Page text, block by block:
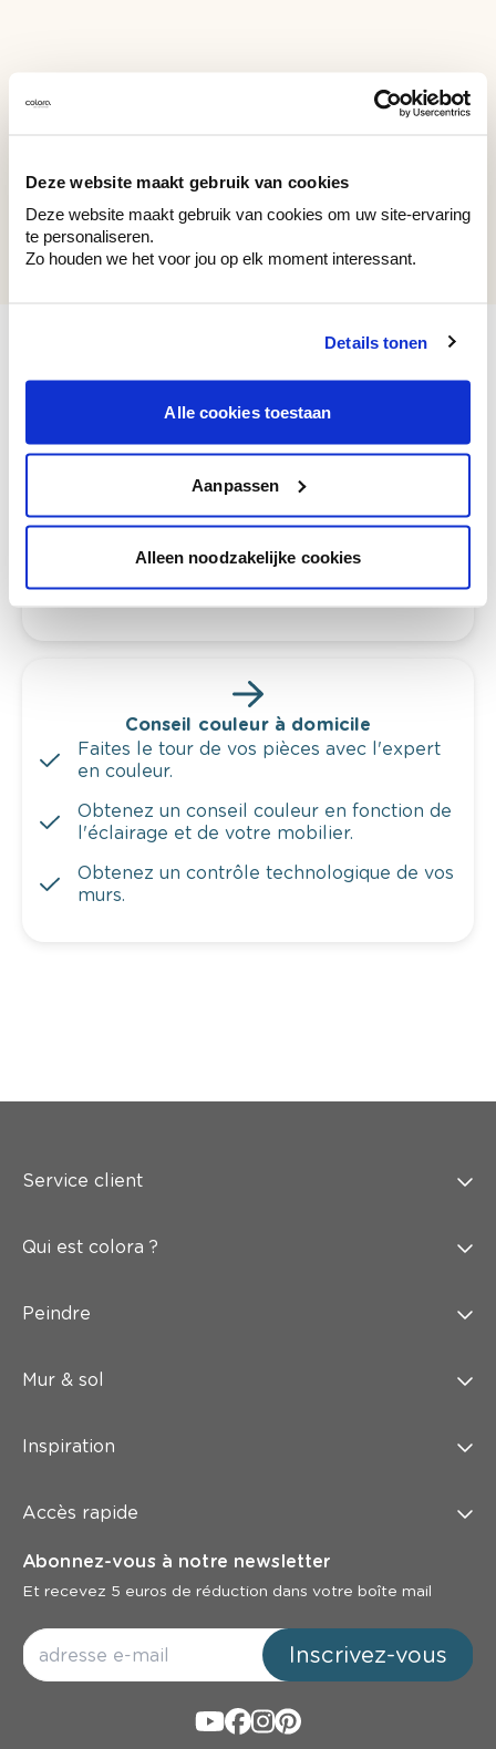
Deze website maakt gebruik van cookies
Deze website maakt gebruik van cookies om uw site-ervaring
te personaliseren.
Zo houden we het voor jou op elk moment interessant.
Details tonen
Alle cookies toestaan
Aanpassen
Alleen noodzakelijke cookies
Couleurs récemment consultées
CK D 14-F
CK D 14-F
Voyez votre couleur en magasin
Découvrez des échantillons de votre
Voyez les nuances assorties pour affiner
votre couleur.
Obtenez des conseils personnalisés sur la
combinaison de couleurs.
Conseil couleur à domicile
Faites le tour de vos pièces avec l'expert
en couleur.
Obtenez un conseil couleur en fonction de
l'éclairage et de votre mobilier.
Obtenez un contrôle technologique de vos
murs.
Service client
Qui est colora ?
Peindre
Mur & sol
Inspiration
Accès rapide
Abonnez-vous à notre newsletter
Et recevez 5 euros de réduction dans votre boîte mail
Inscrivez-vous